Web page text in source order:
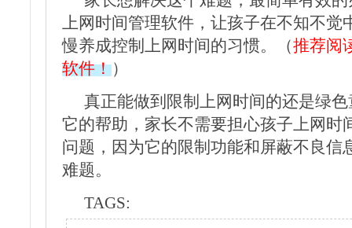
上网时间管理软件，让孩子在不知不觉
慢养成控制上网时间的习惯。（推荐阅
软件！）
真正能做到限制上网时间的还是绿
它的帮助，家长不需要担心孩子上网时
问题，因为它的限制功能和屏蔽不良信
难题。
TAGS: